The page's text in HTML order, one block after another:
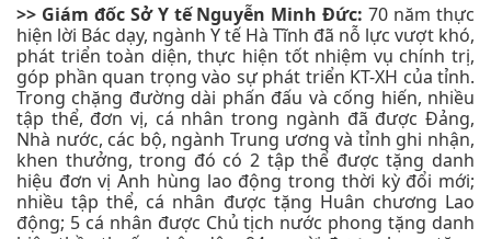
>> Giám đốc Sở Y tế Nguyễn Minh Đức:70 năm thực
hiện lời Bác dạy, ngành Y tế Hà Tĩnh đã nỗ lực vượt khó,
phát triển toàn diện, thực hiện tốt nhiệm vụ chính trị,
góp phần quan trọng vào sự phát triển KT-XH của tỉnh.
Trong chặng đường dài phấn đấu và cống hiến, nhiều
tập thể, đơn vị, cá nhân trong ngành đã được Đảng,
Nhà nước, các bộ, ngành Trung ương và tỉnh ghi nhận,
khen thưởng, trong đó có 2 tập thể được tặng danh
hiệu đơn vị Anh hùng lao động trong thời kỳ đổi mới;
nhiều tập thể, cá nhân được tặng Huân chương Lao
động; 5 cá nhân được Chủ tịch nước phong tặng danh